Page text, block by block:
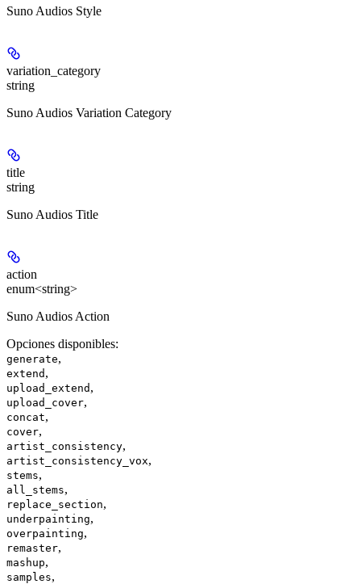
Suno Audios Style
variation_category
string
Suno Audios Variation Category
title
string
Suno Audios Title
action
enum<string>
Suno Audios Action
Opciones disponibles:
generate,
extend ,
upload_extend ,
upload_cover,
concat,
cover,
artist_consistency,
artist_consistency_vox,
stems,
all_stems,
replace_section,
underpainting,
overpainting,
remaster,
mashup,
samples,